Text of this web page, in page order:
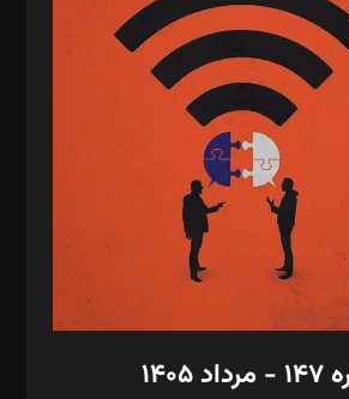
نقاش
آرش برهمند، یسنا امان‌پور، سروش کرمیان،
رجبی، زهرا فکرانه، فائزه فتحی
شفیعی، مانی لطفی زاده
ثابت
کاظمی‌نیا